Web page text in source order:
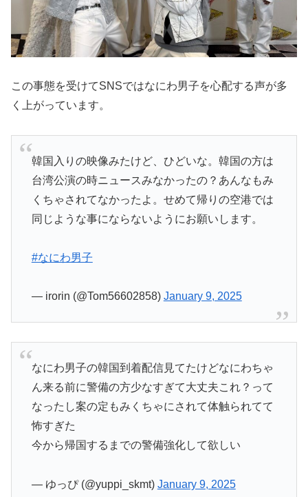
この事態を受けてSNSではなにわ男子を心配する声が多
く上がっています。
韓国入りの映像みたけど、ひどいな。韓国の方は
台湾公演の時ニュースみなかったの？あんなもみ
くちゃされてなかったよ。せめて帰りの空港では
同じような事にならないようにお願いします。
#なにわ男子
— irorin (@Tom56602858) January 9, 2025
なにわ男子の韓国到着配信見てたけどなにわちゃ
ん来る前に警備の方少なすぎて大丈夫これ？って
なったし案の定もみくちゃにされて体触られてて
怖すぎた
今から帰国するまでの警備強化して欲しい
— ゆっぴ (@yuppi_skmt) January 9, 2025